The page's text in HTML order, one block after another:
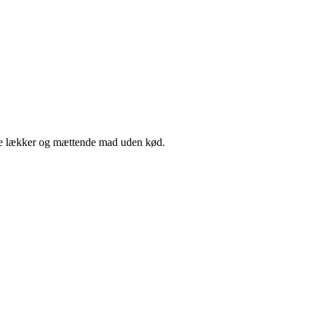
lækker og mættende mad uden kød.